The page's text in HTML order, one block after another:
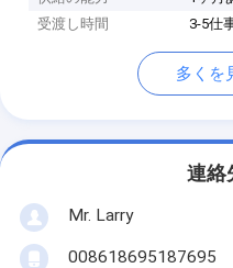
受渡し時間
3-5仕
多くを
連絡
Mr. Larry
008618695187695